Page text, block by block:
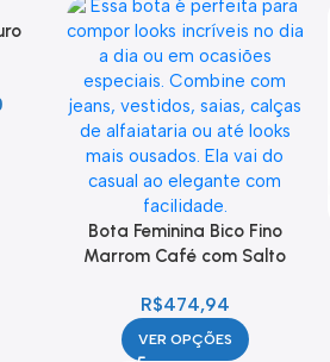
Bota Feminina Bico Fino
Marrom Café com Salto
R$474,94
VER OPÇÕES